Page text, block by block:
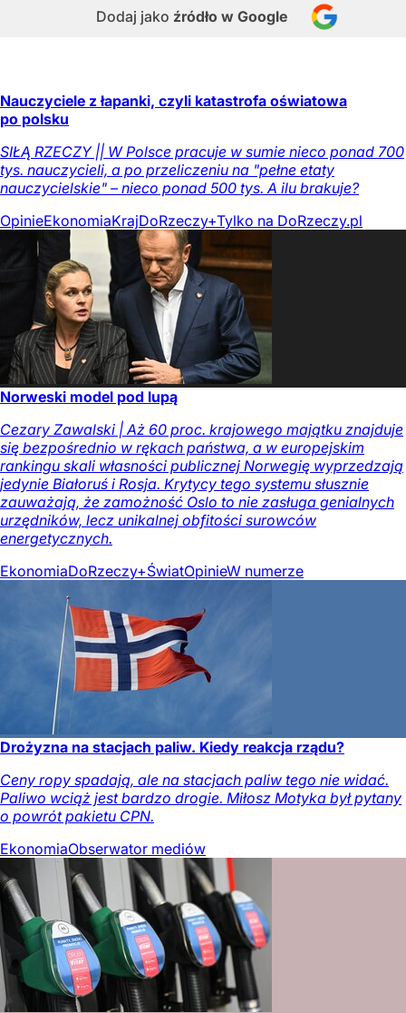
Dodaj jako źródło w Google
Nauczyciele z łapanki, czyli katastrofa oświatowa
po polsku
SIŁĄ RZECZY || W Polsce pracuje w sumie nieco ponad 700
tys. nauczycieli, a po przeliczeniu na "pełne etaty
nauczycielskie" – nieco ponad 500 tys. A ilu brakuje?
OpinieEkonomiaKrajDoRzeczy+Tylko na DoRzeczy.pl
Norweski model pod lupą
Cezary Zawalski | Aż 60 proc. krajowego majątku znajduje
się bezpośrednio w rękach państwa, a w europejskim
rankingu skali własności publicznej Norwegię wyprzedzają
jedynie Białoruś i Rosja. Krytycy tego systemu słusznie
zauważają, że zamożność Oslo to nie zasługa genialnych
urzędników, lecz unikalnej obfitości surowców
energetycznych.
EkonomiaDoRzeczy+ŚwiatOpinieW numerze
Drożyzna na stacjach paliw. Kiedy reakcja rządu?
Ceny ropy spadają, ale na stacjach paliw tego nie widać.
Paliwo wciąż jest bardzo drogie. Miłosz Motyka był pytany
o powrót pakietu CPN.
EkonomiaObserwator mediów